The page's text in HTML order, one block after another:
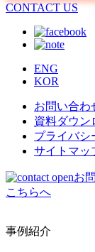
CONTACT US
ENG
KOR
お問い合わ
資料ダウン
プライバシ
サイトマッ
お
こちらへ
事例紹介